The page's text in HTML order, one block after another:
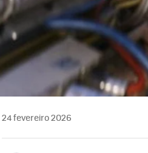
24 fevereiro 2026